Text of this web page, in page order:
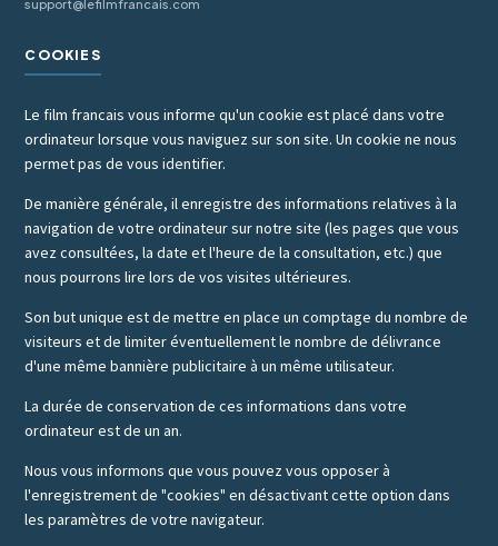
support@lefilmfrancais.com
COOKIES
Le film francais vous informe qu'un cookie est placé dans votre
ordinateur lorsque vous naviguez sur son site. Un cookie ne nous
permet pas de vous identifier.
De manière générale, il enregistre des informations relatives à la
navigation de votre ordinateur sur notre site (les pages que vous
avez consultées, la date et l'heure de la consultation, etc.) que
nous pourrons lire lors de vos visites ultérieures.
Son but unique est de mettre en place un comptage du nombre de
visiteurs et de limiter éventuellement le nombre de délivrance
d'une même bannière publicitaire à un même utilisateur.
La durée de conservation de ces informations dans votre
ordinateur est de un an.
Nous vous informons que vous pouvez vous opposer à
l'enregistrement de "cookies" en désactivant cette option dans
les paramètres de votre navigateur.